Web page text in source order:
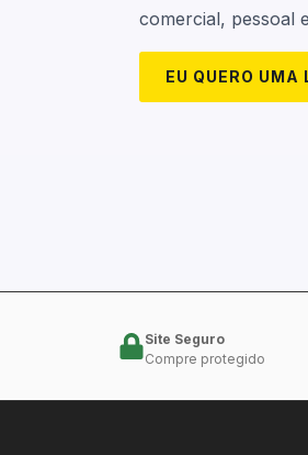
comercial, pessoal
EU QUERO UMA
Site Seguro
Compre protegido